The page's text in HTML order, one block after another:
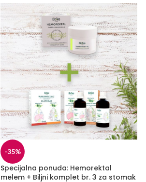
-35%
Specijalna ponuda: Hemorektal
melem + Biljni komplet br. 3 za stomak